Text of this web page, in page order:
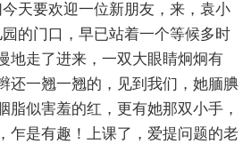
天要欢迎一位新朋友，来，袁小
的门口，早已站着一个等候多时
地走了进来，一双大眼睛炯炯有
还一翘一翘的，见到我们，她腼腆
脂似害羞的红，更有她那双小手，
乍是有趣！上课了，爱提问题的老